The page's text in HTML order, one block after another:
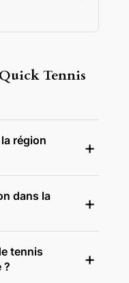
Tennis
région
dans la
tennis
?